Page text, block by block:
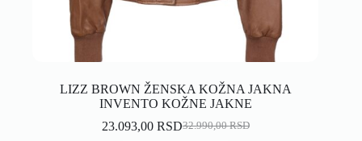
LIZZ BROWN ŽENSKA KOŽNA JAKNA
INVENTO KOŽNE JAKNE
32.990,00RSD
23.093,00 RSD